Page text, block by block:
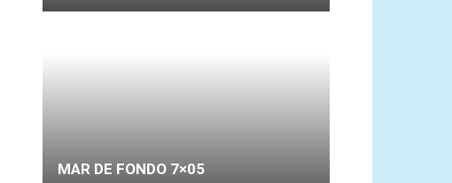
MAR DE FONDO 7×05